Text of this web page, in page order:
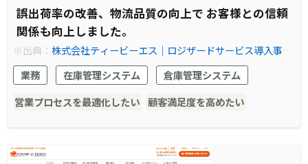
誤出荷率の改善、物流品質の向上で お客様との信頼
関係も向上しました。
※出典：株式会社ティービーエス│ロジザードサービス導入事例
│EC物流の在庫管理ならクラウドWMS(倉庫管理システム) ロジ
ザードZERO
業務 在庫管理システム
倉庫管理システム
営業プロセスを最適化したい 顧客満足度を高めたい